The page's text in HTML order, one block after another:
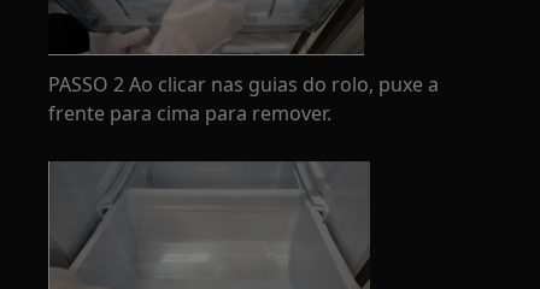
PASSO 2 Ao clicar nas guias do rolo, puxe a
frente para cima para remover.